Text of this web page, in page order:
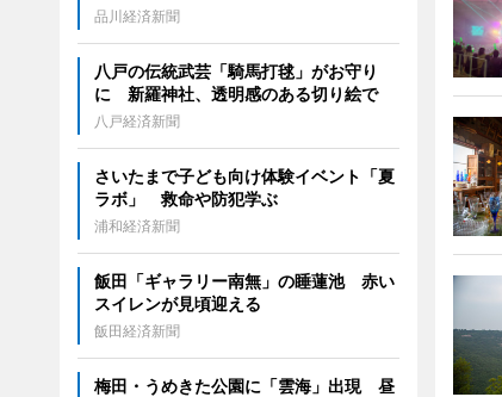
品川経済新聞
八戸の伝統武芸「騎馬打毬」がお守り
に 新羅神社、透明感のある切り絵で
八戸経済新聞
さいたまで子ども向け体験イベント「夏
ラボ」 救命や防犯学ぶ
浦和経済新聞
飯田「ギャラリー南無」の睡蓮池 赤い
スイレンが見頃迎える
飯田経済新聞
梅田・うめきた公園に「雲海」出現 昼